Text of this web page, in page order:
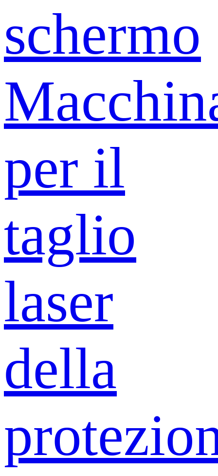
schermo
per il
taglio
laser
della